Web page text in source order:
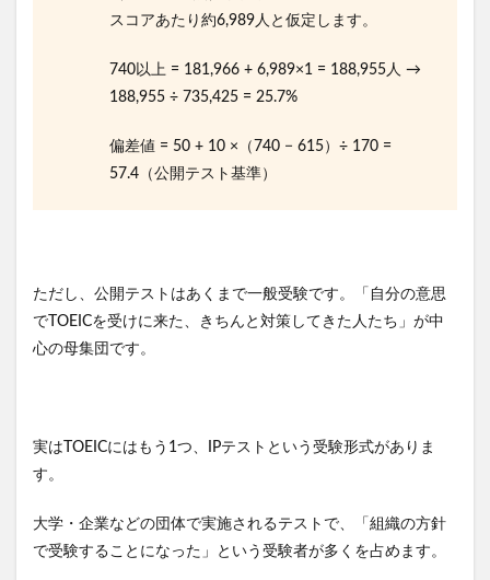
スコアあたり約6,989人と仮定します。
740以上 = 181,966 + 6,989×1 = 188,955人 →
188,955 ÷ 735,425 = 25.7%
偏差値 = 50 + 10 ×（740 − 615）÷ 170 =
57.4（公開テスト基準）
ただし、公開テストはあくまで一般受験です。「自分の意思
でTOEICを受けに来た、きちんと対策してきた人たち」が中
心の母集団です。
実はTOEICにはもう1つ、IPテストという受験形式がありま
す。
大学・企業などの団体で実施されるテストで、「組織の方針
で受験することになった」という受験者が多くを占めます。